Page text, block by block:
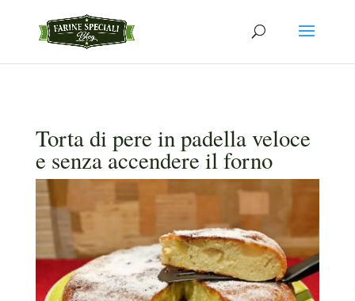
Torta di pere in padella veloce
e senza accendere il forno